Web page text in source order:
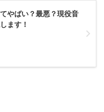
やばい？最悪？現役音
ます！